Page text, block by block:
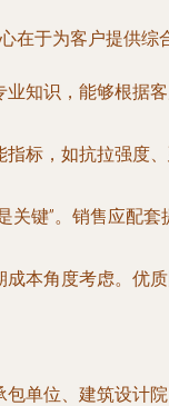
在于为客户提供综
业知识，能够根据
指标，如抗拉强度
关键”。销售应配
成本角度考虑。优
包单位、建筑设计